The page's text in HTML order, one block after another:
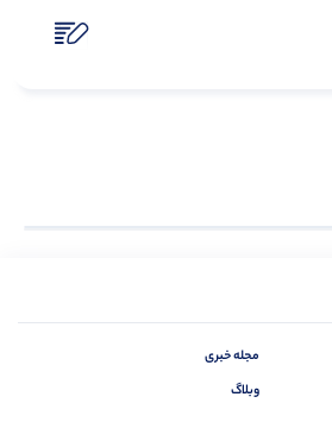
مجله خبری
وبلاگ